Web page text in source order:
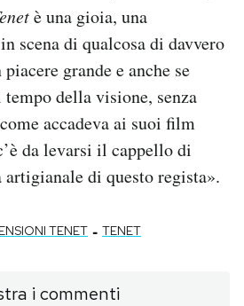
è una gioia, una
scena di qualcosa di davvero
grande e anche se
della visione, senza
accadeva ai suoi film
da levarsi il cappello di
di questo regista».
TENET - TENET
i commenti